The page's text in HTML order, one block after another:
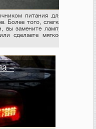
питания для
Более того, слегка
вы замените лампу
сделаете мягкое
–